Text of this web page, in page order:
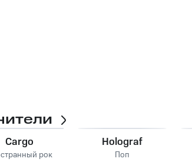
Cargo
рок
Holograf
Поп